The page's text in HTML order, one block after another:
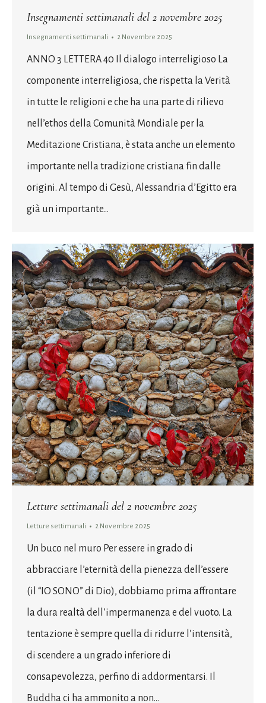
Insegnamenti settimanali del 2 novembre 2025
Insegnamenti settimanali 2 Novembre 2025
ANNO 3 LETTERA 40 Il dialogo interreligioso La
componente interreligiosa, che rispetta la Verità
in tutte le religioni e che ha una parte di rilievo
nell’ethos della Comunità Mondiale per la
Meditazione Cristiana, è stata anche un elemento
importante nella tradizione cristiana fin dalle
origini. Al tempo di Gesù, Alessandria d’Egitto era
già un importante…
Letture settimanali del 2 novembre 2025
Letture settimanali 2 Novembre 2025
Un buco nel muro Per essere in grado di
abbracciare l’eternità della pienezza dell’essere
(il “IO SONO” di Dio), dobbiamo prima affrontare
la dura realtà dell’impermanenza e del vuoto. La
tentazione è sempre quella di ridurre l’intensità,
di scendere a un grado inferiore di
consapevolezza, perfino di addormentarsi. Il
Buddha ci ha ammonito a non…